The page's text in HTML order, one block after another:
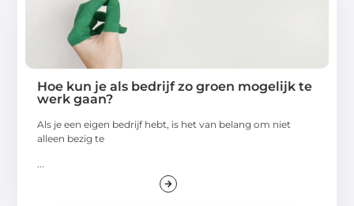
Hoe kun je als bedrijf zo groen mogelijk te
werk gaan?
Als je een eigen bedrijf hebt, is het van belang om niet
alleen bezig te
...